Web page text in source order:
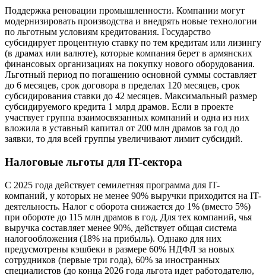
Поддержка реновации промышленности. Компании могут
модернизировать производства и внедрять новые технологии
по льготным условиям кредитования. Государство
субсидирует процентную ставку по тем кредитам или лизингу
(в драмах или валюте), которые компания берет в армянских
финансовых организациях на покупку нового оборудования.
Льготный период по погашению основной суммы составляет
до 6 месяцев, срок договора в пределах 120 месяцев, срок
субсидирования ставки до 42 месяцев. Максимальный размер
субсидируемого кредита 1 млрд драмов. Если в проекте
участвует группа взаимосвязанных компаний и одна из них
вложила в уставный капитал от 200 млн драмов за год до
заявки, то для всей группы увеличивают лимит субсидий.
Налоговые льготы для IT-сектора
С 2025 года действует семилетняя программа для IT-
компаний, у которых не менее 90% выручки приходится на IT-
деятельность. Налог с оборота снижается до 1% (вместо 5%)
при обороте до 115 млн драмов в год. Для тех компаний, чья
выручка составляет менее 90%, действует общая система
налогообложения (18% на прибыль). Однако для них
предусмотрены кэшбеки в размере 60% НДФЛ за новых
сотрудников (первые три года), 60% за иностранных
специалистов (до конца 2026 года льгота идет работодателю,